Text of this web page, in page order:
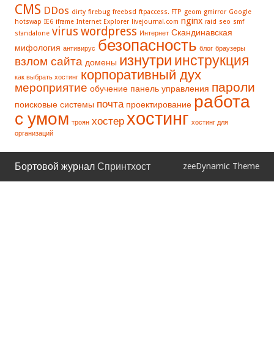
CMS DDos dirty firebug freebsd ftpaccess. FTP geom gmirror Google
hotswap IE6 iframe Internet Explorer livejournal.com nginx raid seo smf
standalone virus wordpress Интернет Скандинавская
мифология антивирус безопасность блог браузеры
взлом сайта домены изнутри инструкция
как выбрать хостинг корпоративный дух
мероприятие обучение панель управления пароли
поисковые системы почта проектирование работа
с умом троян хостер хостинг хостинг для
организаций
Бортовой журнал Спринтхост zeeDynamic Theme